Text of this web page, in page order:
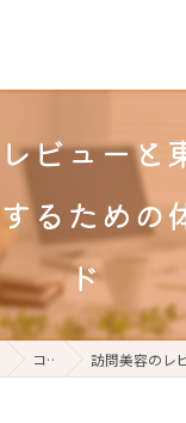
ビューと
るための
ド
コラム 訪問美容のレビューと東京都